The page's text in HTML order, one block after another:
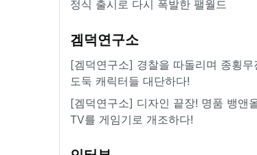
정식 출시로 다시 폭발한 팰월드
겜덕연구소
[겜덕연구소] 경찰을 따돌리며 종횡무
도둑 캐릭터들 대단하다!
[겜덕연구소] 디자인 끝장! 명품 뱅앤
TV를 게임기로 개조하다!